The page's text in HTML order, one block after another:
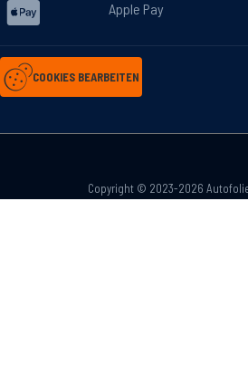
Apple Pay
COOKIES BEARBEITEN
Copyright © 2023-2026